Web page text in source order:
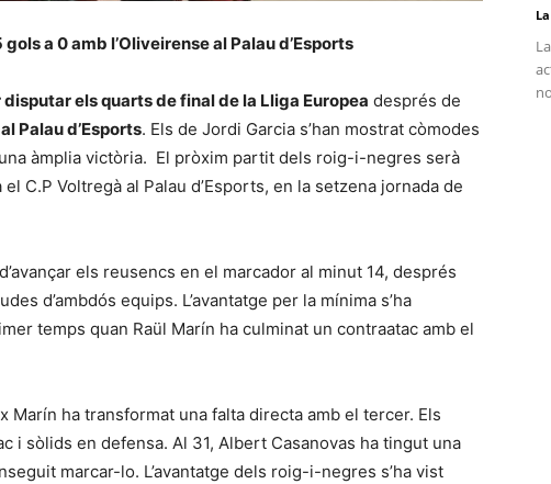
a 0 amb l’Oliveirense al Palau d’Esports
els quarts de final de la Lliga Europea després de
Palau d’Esports. Els de Jordi Garcia s’han mostrat còmodes
àmplia victòria. El pròxim partit dels roig-i-negres serà
C.P Voltregà al Palau d’Esports, en la setzena jornada de
els reusencs en el marcador al minut 14, després
d’ambdós equips. L’avantatge per la mínima s’ha
temps quan Raül Marín ha culminat un contraatac amb el
Marín ha transformat una falta directa amb el tercer. Els
i sòlids en defensa. Al 31, Albert Casanovas ha tingut una
marcar-lo. L’avantatge dels roig-i-negres s’ha vist